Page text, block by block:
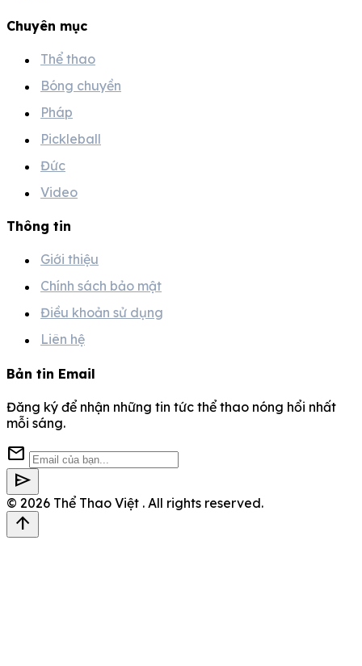
Chuyên mục
Thể thao
Bóng chuyền
Pháp
Pickleball
Đức
Video
Thông tin
Giới thiệu
Chính sách bảo mật
Điều khoản sử dụng
Liên hệ
Bản tin Email
Đăng ký để nhận những tin tức thể thao nóng hổi nhất
mỗi sáng.
mail
send
© 2026 Thể Thao Việt . All rights reserved.
arrow_upward